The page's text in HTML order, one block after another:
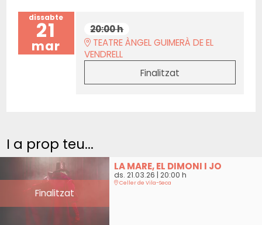
dissabte
21
mar
20:00 h
TEATRE ÀNGEL GUIMERÀ DE EL
VENDRELL
Finalitzat
I a prop teu...
Finalitzat
LA MARE, EL DIMONI I JO
ds. 21.03.26 | 20:00 h
Celler de Vila-Seca